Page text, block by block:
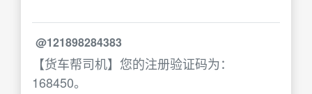
@121898284383
【货车帮司机】您的注册验证码为：
168450。